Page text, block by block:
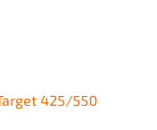
425/550